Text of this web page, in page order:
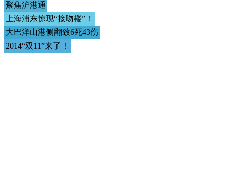
聚焦沪港通
上海浦东惊现“接吻楼”！
大巴洋山港侧翻致6死43伤
2014“双11”来了！